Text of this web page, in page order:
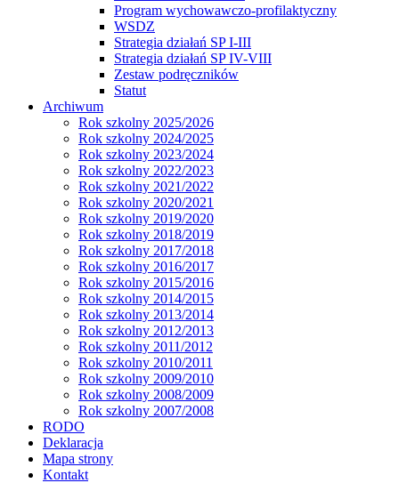
Program wychowawczo-profilaktyczny
WSDZ
Strategia działań SP I-III
Strategia działań SP IV-VIII
Zestaw podręczników
Statut
Archiwum
Rok szkolny 2025/2026
Rok szkolny 2024/2025
Rok szkolny 2023/2024
Rok szkolny 2022/2023
Rok szkolny 2021/2022
Rok szkolny 2020/2021
Rok szkolny 2019/2020
Rok szkolny 2018/2019
Rok szkolny 2017/2018
Rok szkolny 2016/2017
Rok szkolny 2015/2016
Rok szkolny 2014/2015
Rok szkolny 2013/2014
Rok szkolny 2012/2013
Rok szkolny 2011/2012
Rok szkolny 2010/2011
Rok szkolny 2009/2010
Rok szkolny 2008/2009
Rok szkolny 2007/2008
RODO
Deklaracja
Mapa strony
Kontakt